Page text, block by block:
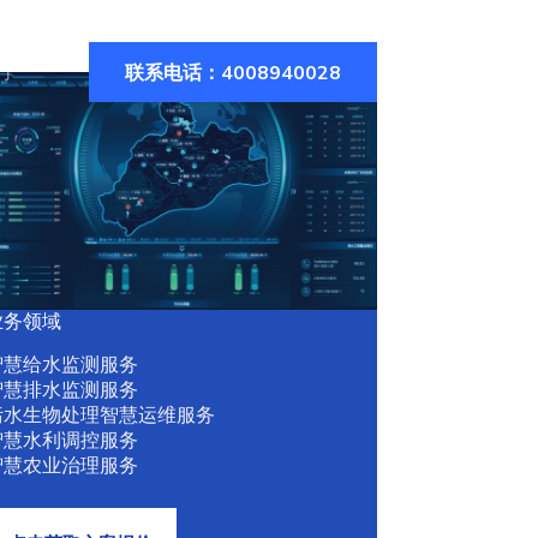
联系电话：4008940028
务领域
慧给水监测服务
慧排水监测服务
水生物处理智慧运维服务
慧水利调控服务
慧农业治理服务